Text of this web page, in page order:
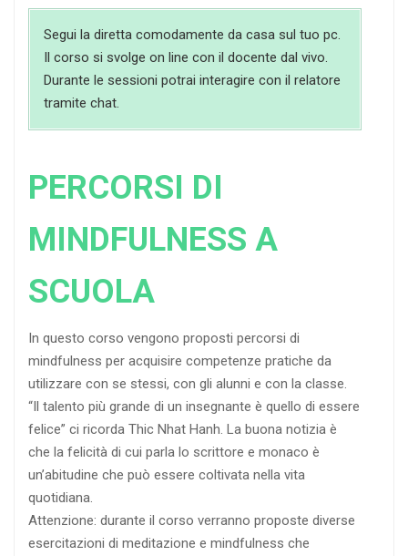
Segui la diretta comodamente da casa sul tuo pc.
Il corso si svolge on line con il docente dal vivo.
Durante le sessioni potrai interagire con il relatore
tramite chat.
PERCORSI DI
MINDFULNESS A
SCUOLA
In questo corso vengono proposti percorsi di
mindfulness per acquisire competenze pratiche da
utilizzare con se stessi, con gli alunni e con la classe.
“Il talento più grande di un insegnante è quello di essere
felice” ci ricorda Thic Nhat Hanh. La buona notizia è
che la felicità di cui parla lo scrittore e monaco è
un’abitudine che può essere coltivata nella vita
quotidiana.
Attenzione: durante il corso verranno proposte diverse
esercitazioni di meditazione e mindfulness che